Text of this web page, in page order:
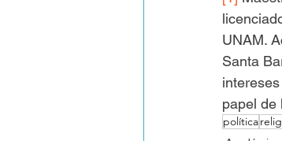
UNAM.
Santa
papel de
política